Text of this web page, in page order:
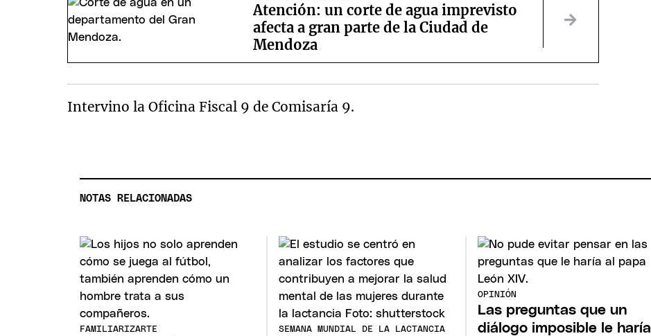
Atención: un corte de agua imprevisto
afecta a gran parte de la Ciudad de
Mendoza
Intervino la Oficina Fiscal 9 de Comisaría 9.
NOTAS RELACIONADAS
FAMILIARIZARTE
SEMANA MUNDIAL DE LA LACTANCIA
OPINIÓN
Las preguntas que un
diálogo imposible le haría